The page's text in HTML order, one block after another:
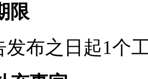
限
发布之日起1个